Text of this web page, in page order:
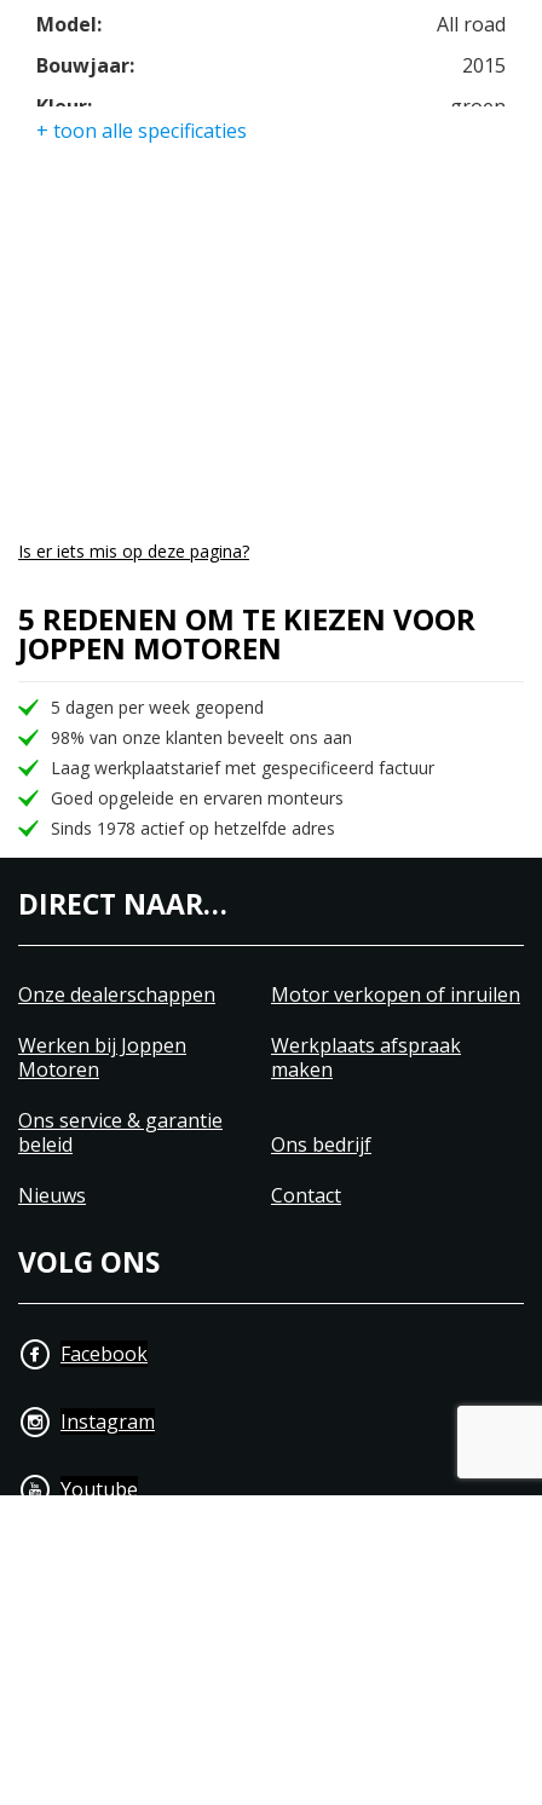
Model:
All road
Bouwjaar:
2015
Kleur:
groen
+ toon alle specificaties
Is er iets mis op deze pagina?
5 REDENEN OM TE KIEZEN VOOR
JOPPEN MOTOREN
5 dagen per week geopend
98% van onze klanten beveelt ons aan
Laag werkplaatstarief met gespecificeerd factuur
Goed opgeleide en ervaren monteurs
Sinds 1978 actief op hetzelfde adres
DIRECT NAAR…
Onze dealerschappen
Motor verkopen of inruilen
Werken bij Joppen
Motoren
Werkplaats afspraak
maken
Ons service & garantie
beleid
Ons bedrijf
Nieuws
Contact
VOLG ONS
Facebook
Instagram
Youtube